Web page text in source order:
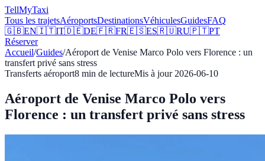
TellMyTaxi
Tous les trajetsAéroportsDestinationsVéhiculesGuidesFAQ
🇬🇧EN🇮🇹IT🇩🇪DE🇫🇷FR🇪🇸ES🇷🇺RU🇵🇹PT
Réserver
Accueil/Guides/Aéroport de Venise Marco Polo vers Florence : un
transfert privé sans stress
Transferts aéroport8 min de lectureMis à jour 2026-06-10
Aéroport de Venise Marco Polo vers
Florence : un transfert privé sans stress